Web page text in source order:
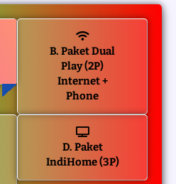
B. Paket Dual
Play (2P)
Internet +
Phone
D. Paket
IndiHome (3P)